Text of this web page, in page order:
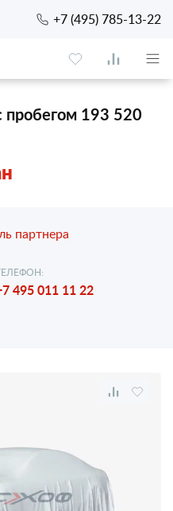
+7 (495) 785-13-22
пробегом 193 520
партнера
495 011 11 22